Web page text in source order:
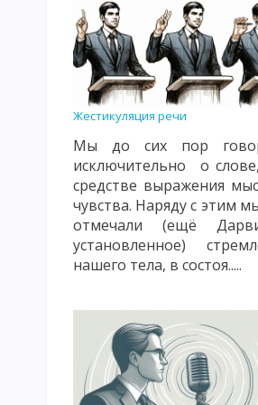
ПРИНЦИП СУБЪЕКТ-СУБЪЕКТНЫЙ
ПРИНЦИП НАСТУПАТЕЛЬНОСТИ И
ПРИНЦИП ГУМАНИЗМА И
ПРИНЦИПЫ, КАСАЮЩИЕСЯ
СОДЕРЖАНИЕ ВОСПИТАНИЯ КАК
ОСНОВНАЯ ЦЕЛЬ И ЗАДАЧИ
ПОНЯТИЕ О МЕТОДАХ ВОСПИТАНИЯ
ОСНОВНЫЕ ВОСПИТАТЕЛЬНЫЕ
ЭТАПЫ И ПРИНЦИПЫ
ОСНОВЫ ПЕДАГОГИЧЕСКОГО
Жестикуляция речи
Мы до сих пор
исключительно о
средстве выражения
чувства. Наряду с этим
отмечали (ещё
установленное)
нашего тела, в состоя.....